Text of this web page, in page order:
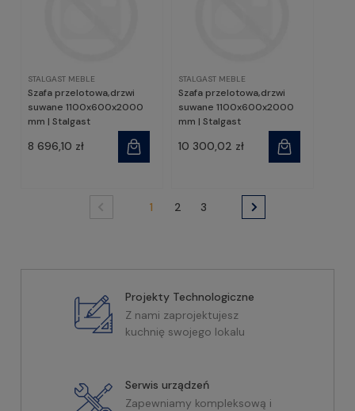
STALGAST MEBLE
Szafa przelotowa,drzwi
suwane 1100x600x2000
mm | Stalgast
8 696,10 zł
STALGAST MEBLE
Szafa przelotowa,drzwi
suwane 1100x600x2000
mm | Stalgast
10 300,02 zł
1 2 3
Projekty Technologiczne
Z nami zaprojektujesz
kuchnię swojego lokalu
Serwis urządzeń
Zapewniamy kompleksową i